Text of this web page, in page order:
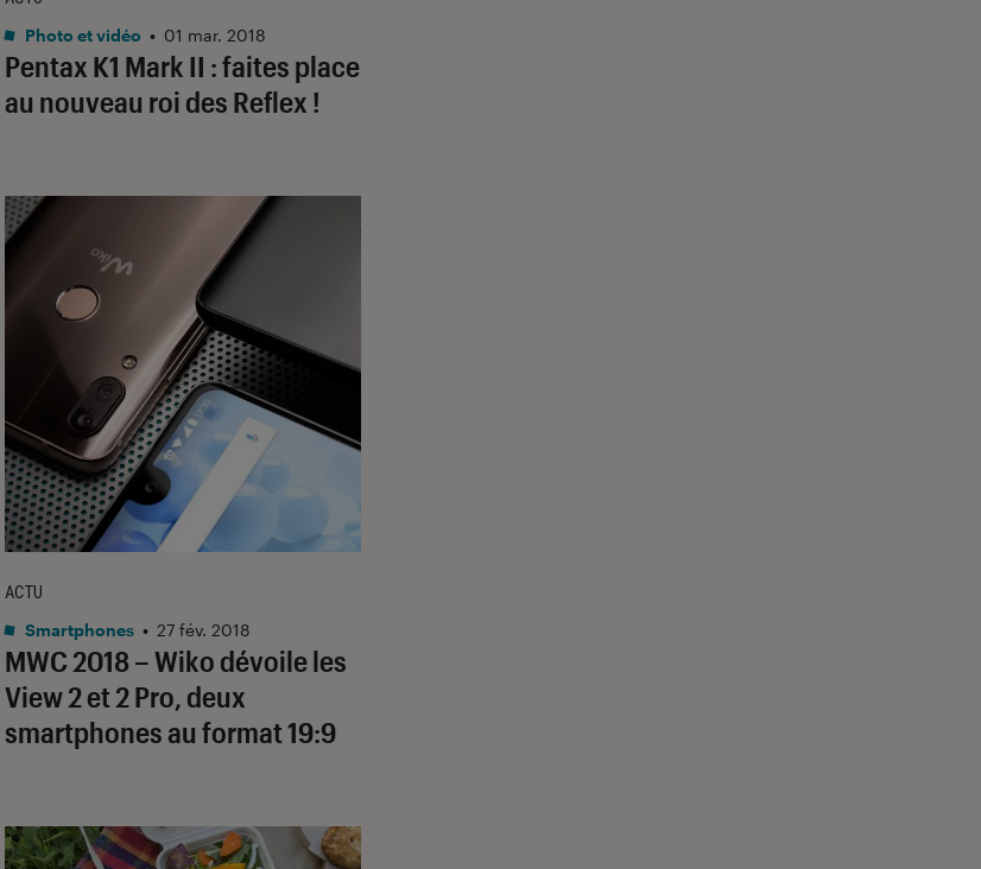
Pentax K1 Mark II : faites place
au nouveau roi des Reflex !
Photo et vidéo • 01 mar. 2018
MWC 2018 – Wiko dévoile les
View 2 et 2 Pro, deux
smartphones au format 19:9
ACTU
Smartphones • 27 fév. 2018